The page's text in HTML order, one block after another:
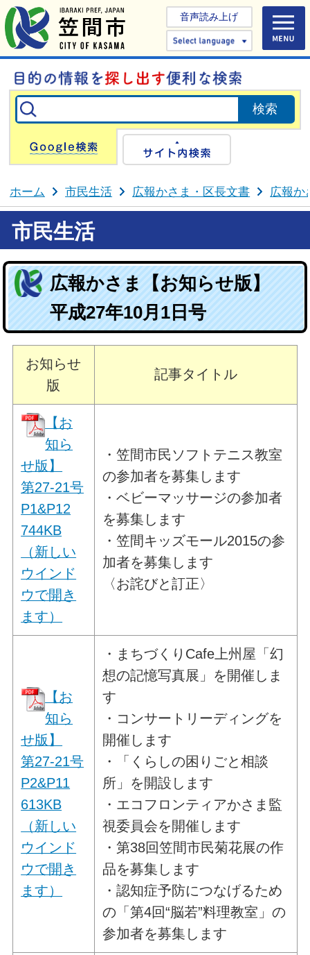
音声読み上げ
Select
Google検索
ホーム 市民生活 広報かさま・区長文書 広報か
市民生活
広報かさま【お知らせ版】
平成27年10月1日号
お知らせ
版
記事タイトル
【お
知ら
せ版】
第27-21号
P1&P12
744KB
（新しい
ウインド
ウで開き
ます）
・笠間市民ソフトテニス教室
の参加者を募集します
・ベビーマッサージの参加者
を募集します
・笠間キッズモール2015の参
加者を募集します
〈お詫びと訂正〉
【お
知ら
せ版】
第27-21号
P2&P11
613KB
（新しい
ウインド
ウで開き
ます）
・まちづくりCafe上州屋「幻
想の記憶写真展」を開催しま
す
・コンサートリーディングを
開催します
・「くらしの困りごと相談
所」を開設します
・エコフロンティアかさま監
視委員会を開催します
・第38回笠間市民菊花展の作
品を募集します
・認知症予防につなげるため
の「第4回“脳若”料理教室」の
参加者を募集します